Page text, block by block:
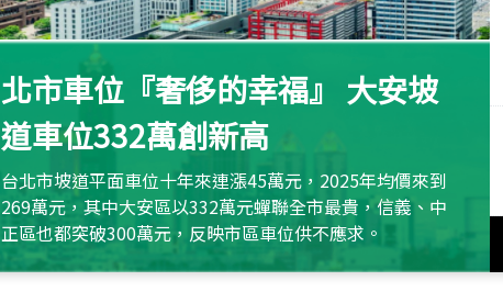
北市車位『奢侈的幸福』 大安坡
道車位332萬創新高
台北市坡道平面車位十年來連漲45萬元，2025年均價來到
269萬元，其中大安區以332萬元蟬聯全市最貴，信義、中
正區也都突破300萬元，反映市區車位供不應求。